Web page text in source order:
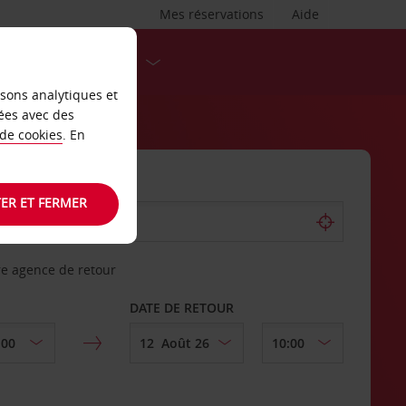
Aide
Mes réservations
agence de retour
DATE DE RETOUR
analytiques et
avec des
cookies. En
ET FERMER